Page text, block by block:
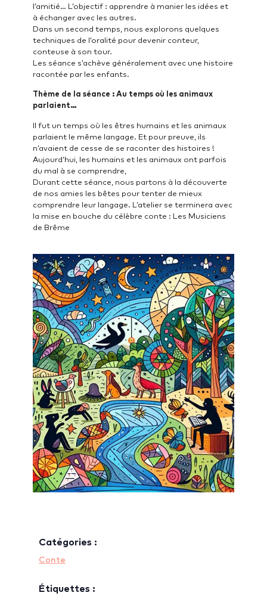
l’amitié… L’objectif : apprendre à manier les idées et
à échanger avec les autres.
Dans un second temps, nous explorons quelques
techniques de l’oralité pour devenir conteur,
conteuse à son tour.
Les séance s’achève généralement avec une histoire
racontée par les enfants.
Thème de la séance : Au temps où les animaux
parlaient…
Il fut un temps où les êtres humains et les animaux
parlaient le même langage. Et pour preuve, ils
n’avaient de cesse de se raconter des histoires !
Aujourd’hui, les humains et les animaux ont parfois
du mal à se comprendre,
Durant cette séance, nous partons à la découverte
de nos amies les bêtes pour tenter de mieux
comprendre leur langage. L’atelier se terminera avec
la mise en bouche du célèbre conte : Les Musiciens
de Brême
Catégories :
Conte
Étiquettes :